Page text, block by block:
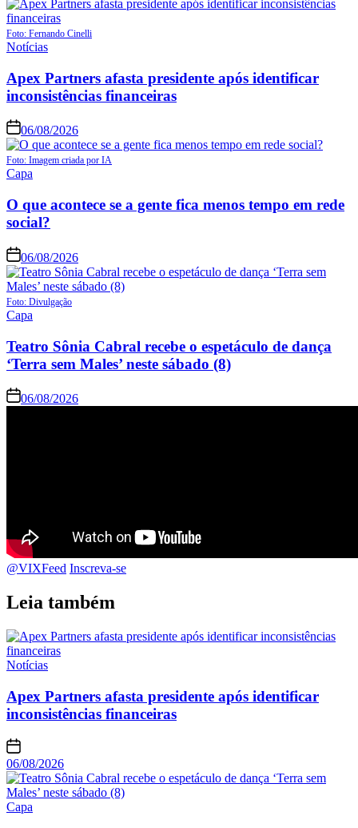
Foto: Fernando Cinelli
Notícias
Apex Partners afasta presidente após identificar
inconsistências financeiras
06/08/2026
Foto: Imagem criada por IA
Capa
O que acontece se a gente fica menos tempo em rede
social?
06/08/2026
Foto: Divulgação
Capa
Teatro Sônia Cabral recebe o espetáculo de dança
‘Terra sem Males’ neste sábado (8)
06/08/2026
@VIXFeed Inscreva-se
Leia também
Notícias
Apex Partners afasta presidente após identificar
inconsistências financeiras
06/08/2026
Capa